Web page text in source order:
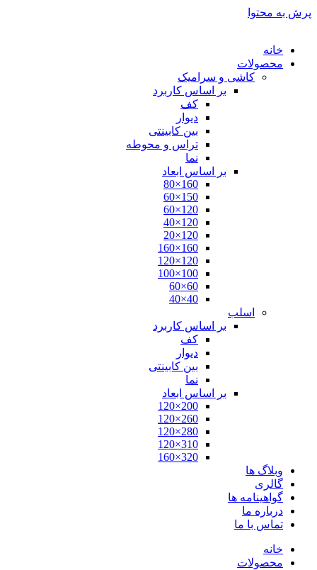
پرش به محتوا
خانه
محصولات
کاشی و سرامیک
بر اساس کاربرد
کف
دیوار
بین کابینتی
تراس و محوطه
نما
بر اساس ابعاد
160×80
150×60
120×60
120×40
120×20
160×160
120×120
100×100
60×60
40×40
اسلب
بر اساس کاربرد
کف
دیوار
بین کابینتی
نما
بر اساس ابعاد
200×120
260×120
280×120
310×120
320×160
وبلاگ ها
گالری
گواهینامه ها
درباره ما
تماس با ما
خانه
محصولات